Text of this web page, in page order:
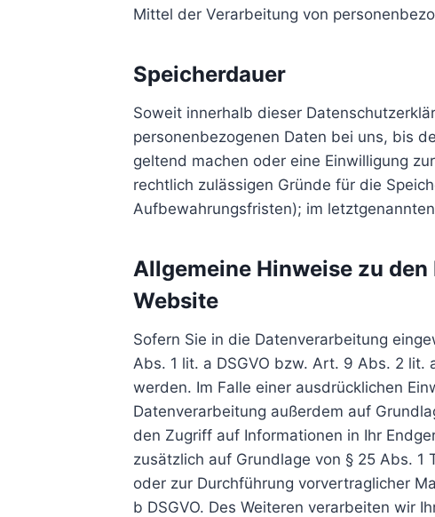
Mittel der Verarbeitung von
Speicherdauer
Soweit innerhalb dieser
personenbezogenen Daten bei uns, bis
geltend machen oder eine Einwilligung
rechtlich zulässigen Gründe für die
Aufbewahrungsfristen); im
Allgemeine Hinweise zu
Website
Sofern Sie in die Datenverarbeitung
Abs. 1 lit. a DSGVO bzw. Art. 9 Abs. 2 lit.
werden. Im Falle einer ausdrücklichen
Datenverarbeitung außerdem auf
den Zugriff auf Informationen in Ihr
zusätzlich auf Grundlage von § 25 Abs.
oder zur Durchführung vorvertraglicher
b DSGVO. Des Weiteren verarbeiten wir